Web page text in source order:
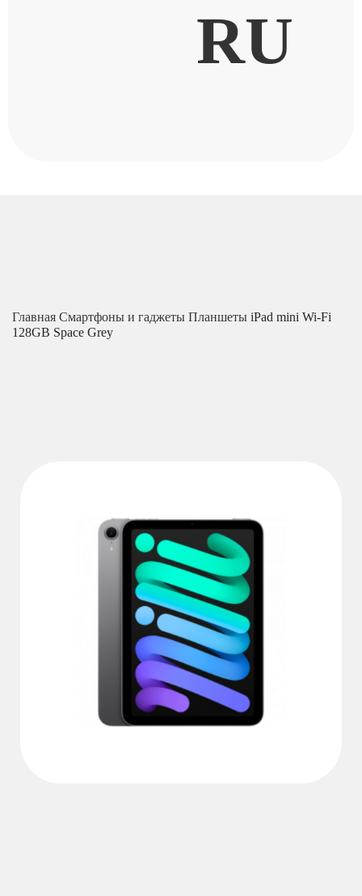
RU
Главная Смартфоны и гаджеты Планшеты iPad mini Wi-Fi
128GB Space Grey